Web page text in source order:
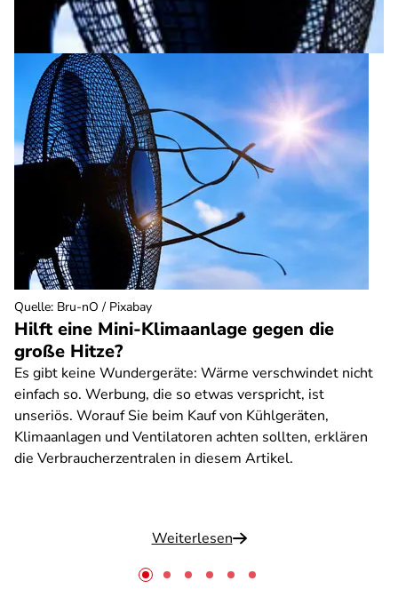
Hilft eine Mini-Klimaanlage gegen die
große Hitze?
Es gibt keine Wundergeräte: Wärme verschwindet nicht
einfach so. Werbung, die so etwas verspricht, ist
unseriös. Worauf Sie beim Kauf von Kühlgeräten,
Klimaanlagen und Ventilatoren achten sollten, erklären
die Verbraucherzentralen in diesem Artikel.
Weiterlesen
Quelle: Bru-nO / Pixabay